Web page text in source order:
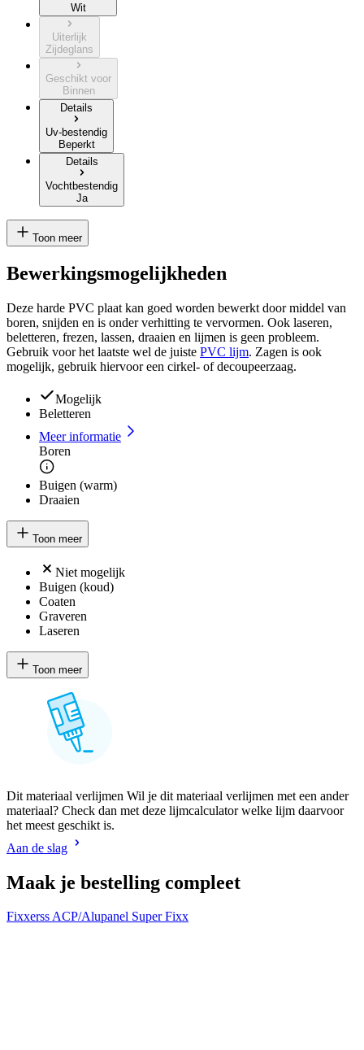
Wit
Uiterlijk
Zijdeglans
Geschikt voor
Binnen
Details
Uv-bestendig
Beperkt
Details
Vochtbestendig
Ja
Toon meer
Bewerkingsmogelijkheden
Deze harde PVC plaat kan goed worden bewerkt door middel van
boren, snijden en is onder verhitting te vervormen. Ook laseren,
beletteren, frezen, lassen, draaien en lijmen is geen probleem.
Gebruik voor het laatste wel de juiste PVC lijm. Zagen is ook
mogelijk, gebruik hiervoor een cirkel- of decoupeerzaag.
Mogelijk
Beletteren
Meer informatie
Boren
Buigen (warm)
Draaien
Toon meer
Niet mogelijk
Buigen (koud)
Coaten
Graveren
Laseren
Toon meer
Dit materiaal verlijmen Wil je dit materiaal verlijmen met een ander
materiaal? Check dan met deze lijmcalculator welke lijm daarvoor
het meest geschikt is.
Aan de slag
Maak je bestelling compleet
Fixxerss ACP/Alupanel Super Fixx